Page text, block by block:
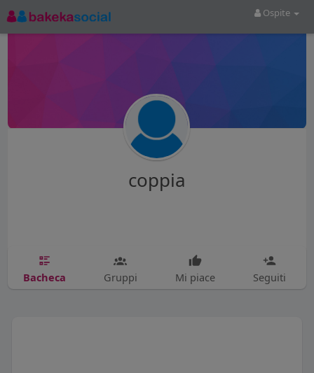
Ospite
coppia
Bacheca Gruppi Mi piace Seguiti